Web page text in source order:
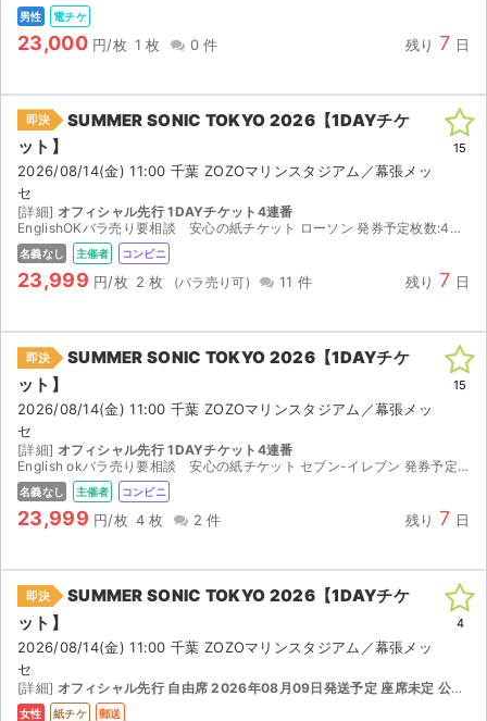
男性 電チケ
23,000 円/枚 1 枚 0 件 残り 7 日
即決
SUMMER SONIC TOKYO 2026【1DAYチケ
ット】
2026/08/14(金) 11:00 千葉 ZOZOマリンスタジアム／幕張メッ
セ
[詳細] オフィシャル先行 1DAYチケット4連番
EnglishOKバラ売り要相談 安心の紙チケット ローソン 発券予定枚数:4枚 2026/08/09(日) 14:00 ~ 2026/08/17(月) 21:00の間にお受取りくださ...
名義なし 主催者 コンビニ
23,999 円/枚 2 枚 11 件 残り 7 日
15
即決
SUMMER SONIC TOKYO 2026【1DAYチケ
ット】
2026/08/14(金) 11:00 千葉 ZOZOマリンスタジアム／幕張メッ
セ
[詳細] オフィシャル先行 1DAYチケット4連番
English okバラ売り要相談 安心の紙チケット セブン-イレブン 発券予定枚数:4枚 2026/08/09(日) 14:00 ~ 2026/08/17(月) 21:00の間にお受取り...
名義なし 主催者 コンビニ
23,999 円/枚 4 枚 2 件 残り 7 日
15
即決
SUMMER SONIC TOKYO 2026【1DAYチケ
ット】
2026/08/14(金) 11:00 千葉 ZOZOマリンスタジアム／幕張メッ
セ
[詳細] オフィシャル先行 自由席 2026年08月09日発送予定 座席未定 公演日の1週間前発送予定
女性 紙チケ 郵送
4